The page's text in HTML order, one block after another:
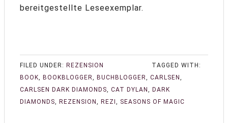
bereitgestellte Leseexemplar.
FILED UNDER: REZENSION
TAGGED WITH:
BOOK, BOOKBLOGGER, BUCHBLOGGER, CARLSEN ,
CARLSEN DARK DIAMONDS, CAT DYLAN , DARK
DIAMONDS, REZENSION , REZI , SEASONS OF MAGIC